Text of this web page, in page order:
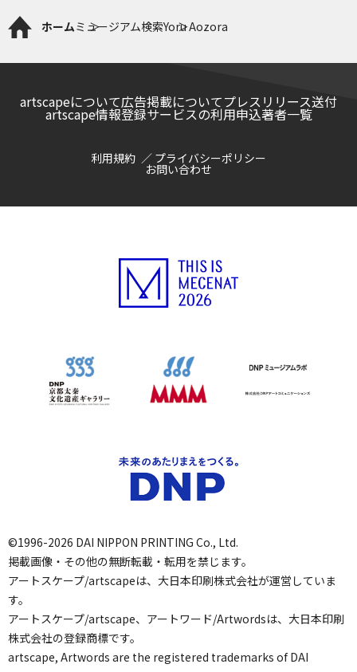
ホームミュージアム検索Yoru Aozora
artscapeについて広告掲載についてプレスリリース送付
artscape情報登録サービスの利用申込著者一覧
利用規約 プライバシーポリシー
お問い合わせ
©1996-2026 DAI NIPPON PRINTING Co., Ltd.
掲載画像・その他の無断転載・転用を禁じます。
アートスケープ/artscapeは、大日本印刷株式会社が運営していま
す。
アートスケープ/artscape、アートワード/Artwordsは、大日本印刷
株式会社の登録商標です。
artscape, Artwords are the registered trademarks of DAI